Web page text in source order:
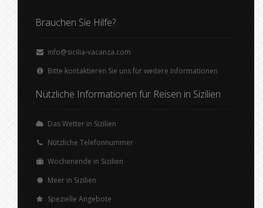
Brauchen Sie Hilfe?
info@sicilia-vacanza.com
Bitte kontaktieren Sie uns für weitere Informationen
Nützliche Informationen für Reisen in Sizilien
Das Wetter in Sizilien
Nützliche Telefonnummer
Wochenende in Sizilien
Meer in Sizilien
Spezielle Angebote